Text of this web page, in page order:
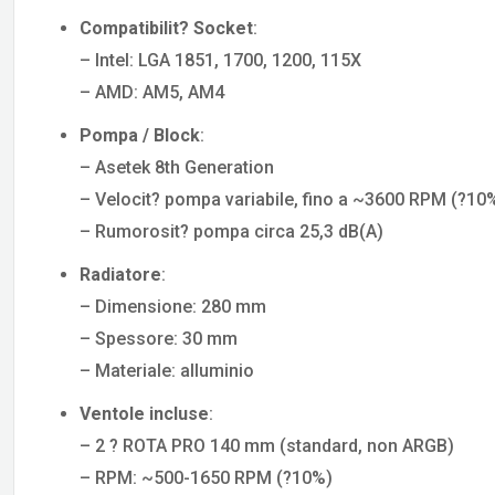
Compatibilit? Socket:
– Intel: LGA 1851, 1700, 1200, 115X
– AMD: AM5, AM4
Pompa / Block:
– Asetek 8th Generation
– Velocit? pompa variabile, fino a ~3600 RPM
– Rumorosit? pompa circa 25,3 dB(A)
Radiatore:
– Dimensione: 280 mm
– Spessore: 30 mm
– Materiale: alluminio
Ventole incluse:
– 2 ? ROTA PRO 140 mm (standard, non ARGB)
– RPM: ~500-1650 RPM (?10%)